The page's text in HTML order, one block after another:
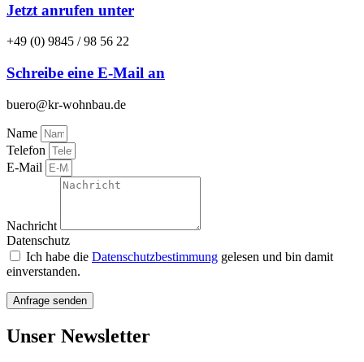
Jetzt anrufen unter
+49 (0) 9845 / 98 56 22
Schreibe eine E-Mail an
buero@kr-wohnbau.de
Name
Telefon
E-Mail
Nachricht
Datenschutz
Ich habe die Datenschutzbestimmung gelesen und bin damit
einverstanden.
Anfrage senden
Unser Newsletter